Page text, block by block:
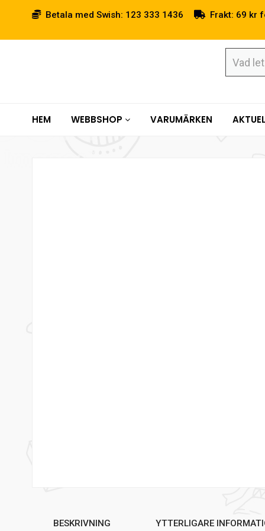
Betala med Swish: 123 333 1436 Frakt: 69 kr
HEM WEBBSHOP VARUMÄRKEN
BESKRIVNING YTTERLIGARE